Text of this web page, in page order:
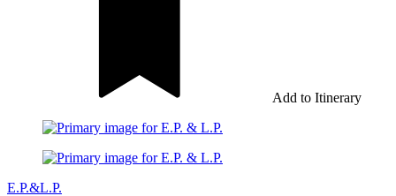
Add to Itinerary
E.P.&L.P.